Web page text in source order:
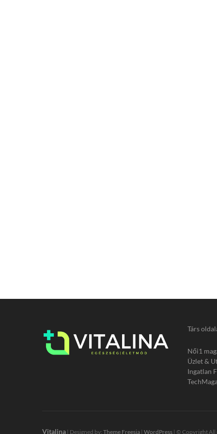
Társ
Női1
Üzlet &
Ingatlan
Vitalina | Designed by: Theme Freesia | WordPress | © Copyright All